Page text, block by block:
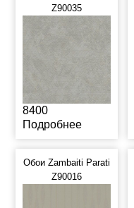
Z90035
8400
Подробнее
Обои Zambaiti Parati
Z90016